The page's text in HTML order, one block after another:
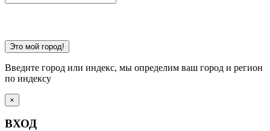
Это мой город!
Введите город или индекс, мы определим ваш город и регион
по индексу
×
ВХОД